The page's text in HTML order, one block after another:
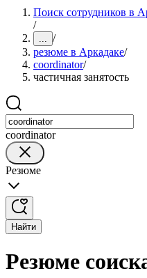
Поиск сотрудников в
/
... /
резюме в Аркадаке/
coordinator/
частичная занятость
coordinator
Резюме
Найти
Резюме